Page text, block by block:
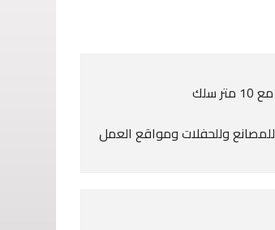
وللحفلات ومواقع العمل